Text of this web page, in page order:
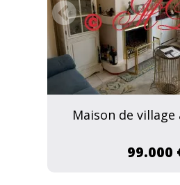
Maison de
99.000